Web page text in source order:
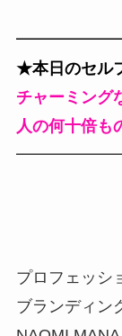
★本日のセル
チャーミング
人の何十倍も
プロフェッシ
ブランディン